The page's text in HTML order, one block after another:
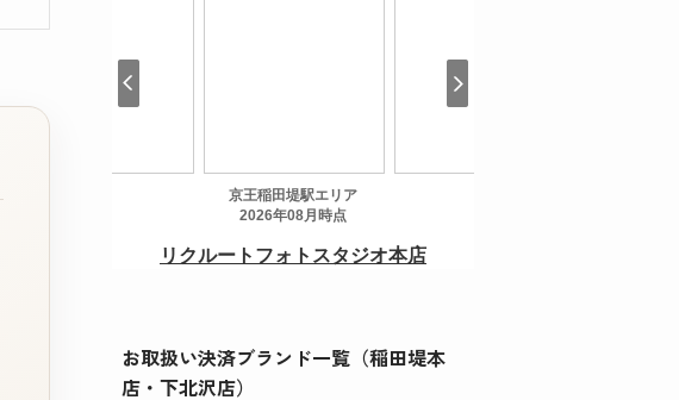
お取扱い決済ブランド一覧（稲田堤本
店・下北沢店）